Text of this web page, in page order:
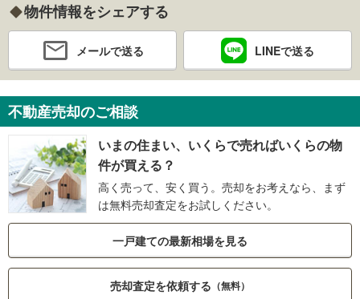
物件情報をシェアする
メールで送る LINEで送る
不動産売却のご相談
いまの住まい、いくらで売ればいくらの物
件が買える？
高く売って、安く買う。売却をお考えなら、まず
は無料売却査定をお試しください。
一戸建ての最新相場を見る
売却査定を依頼する （無料）